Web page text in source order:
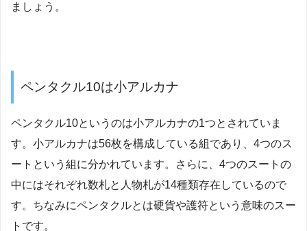
ましょう。
ペンタクル10は小アルカナ
ペンタクル10というのは小アルカナの1つとされていま
す。小アルカナは56枚を構成している組であり、4つのス
ートという組に分かれています。さらに、4つのスートの
中にはそれぞれ数札と人物札が14種類存在しているので
す。ちなみにペンタクルとは硬貨や護符という意味のスー
トです。